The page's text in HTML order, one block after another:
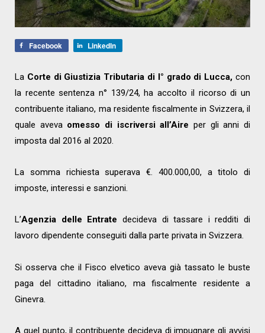
Facebook LinkedIn
La Corte di Giustizia Tributaria di I° grado di Lucca, con
la recente sentenza n° 139/24, ha accolto il ricorso di un
contribuente italiano, ma residente fiscalmente in Svizzera, il
quale aveva omesso di iscriversi all’Aire per gli anni di
imposta dal 2016 al 2020.
La somma richiesta superava €. 400.000,00, a titolo di
imposte, interessi e sanzioni.
L’Agenzia delle Entrate decideva di tassare i redditi di
lavoro dipendente conseguiti dalla parte privata in Svizzera.
Si osserva che il Fisco elvetico aveva già tassato le buste
paga del cittadino italiano, ma fiscalmente residente a
Ginevra.
A quel punto, il contribuente decideva di impugnare gli avvisi